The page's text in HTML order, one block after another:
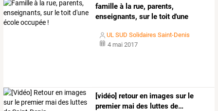
famille à la rue, parents,
enseignants, surle toit d'une
UL SUD Solidaires Saint-Denis
4 mai 2017
[vidéo] retouren images surle
premiermai des luttes de…